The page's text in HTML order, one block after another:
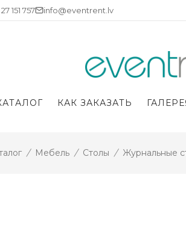
151 757 info@eventrent.lv
КАК ЗАКАЗАТЬ
/ Мебель / Столы / Журнальные